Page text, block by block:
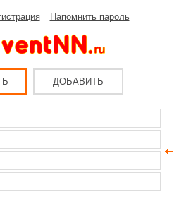
Напомнить пароль
ДОБАВИТЬ